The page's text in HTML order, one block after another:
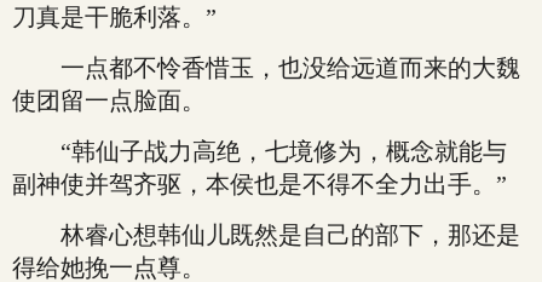
刀真是干脆利落。”
一点都不怜香惜玉，也没给远道而来的大魏
使团留一点脸面。
“韩仙子战力高绝，七境修为，概念就能与
副神使并驾齐驱，本侯也是不得不全力出手。”
林睿心想韩仙儿既然是自己的部下，那还是
得给她挽一点尊。